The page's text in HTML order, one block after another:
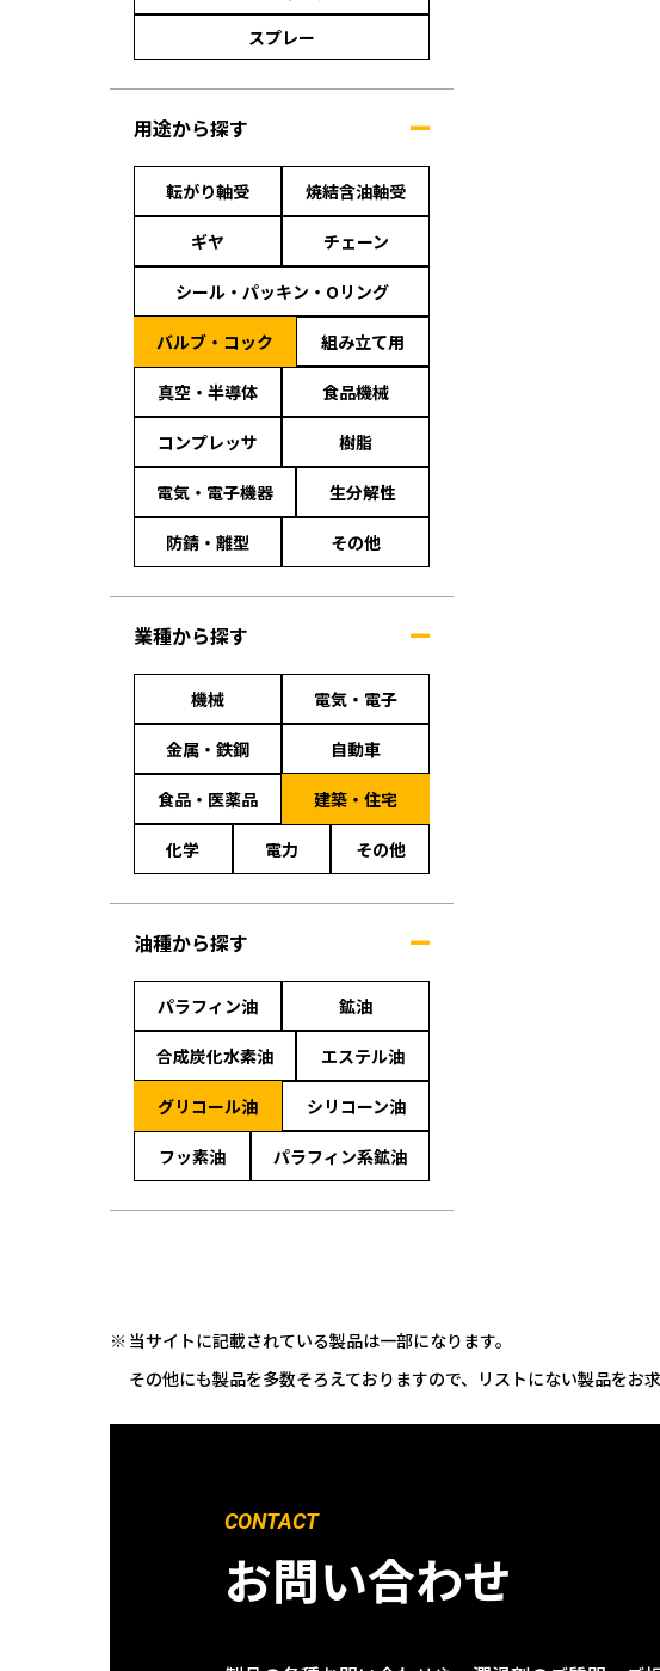
スプレー
用途から探す
転がり軸受 焼結含油軸受
ギヤ チェーン
シール・パッキン・Oリング
バルブ・コック 組み立て用
真空・半導体 食品機械
コンプレッサ 樹脂
電気・電子機器 生分解性
防錆・離型 その他
業種から探す
機械 電気・電子
金属・鉄鋼 自動車
食品・医薬品 建築・住宅
化学 電力 その他
油種から探す
パラフィン油 鉱油
合成炭化水素油 エステル油
グリコール油 シリコーン油
フッ素油 パラフィン系鉱油
当サイトに記載されている製品は一部になります。
その他にも製品を多数そろえておりますので、リストにない製品を
CONTACT
お問い合わせ